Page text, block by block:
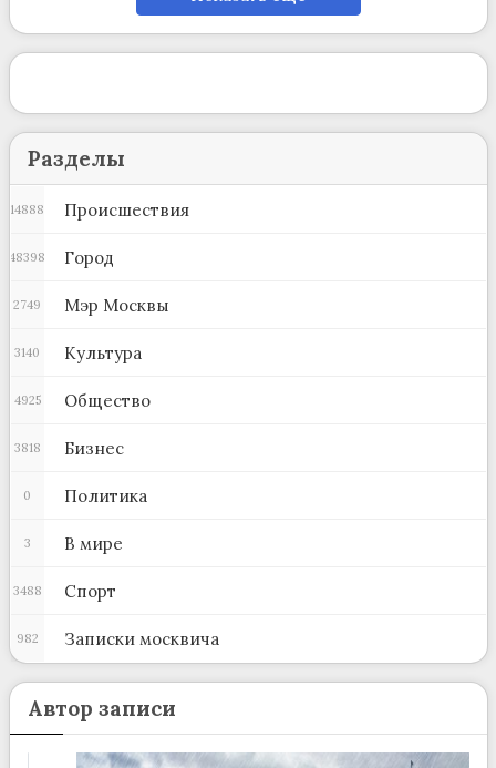
Разделы
Происшествия
14888
Город
48398
Мэр Москвы
2749
Культура
3140
Общество
4925
Бизнес
3818
Политика
0
В мире
3
Спорт
3488
Записки москвича
982
Автор записи